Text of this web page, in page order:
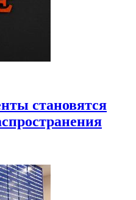
становятся